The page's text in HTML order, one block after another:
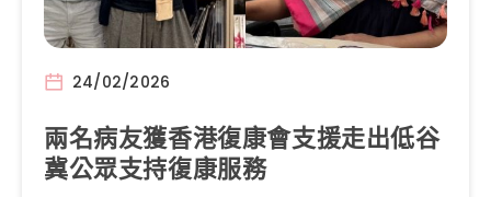
24/02/2026
兩名病友獲香港復康會支援走出低谷
冀公眾支持復康服務